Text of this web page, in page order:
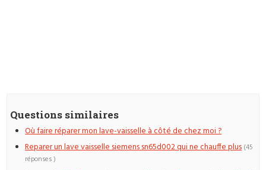
Questions similaires
Où faire réparer mon lave-vaisselle à côté de chez moi ?
Reparer un lave vaisselle siemens sn65d002 qui ne chauffe plus (45
réponses )